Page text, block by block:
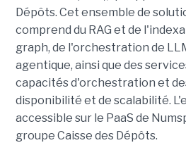
Dépôts. Cet ensemble de
comprend du RAG et de
graph, de l'orchestration de
agentique, ainsi que des
capacités d'orchestration et
disponibilité et de scalabilité.
accessible sur le PaaS de
groupe Caisse des Dépôts.